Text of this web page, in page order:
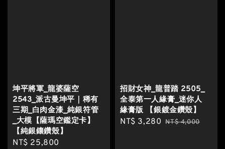
坤平將軍_龍婆薩空
2543_派古曼坤平｜稀有
三期_白肉金漆_純銀符管
_大模【薩瑪空鑑定卡】
【純銀鑲鑽殼】
Sale
NT$ 25,800
招財女神_龍普踏 2505_
全泰第一人緣膏_迷你人
緣膏版 【銀鍍金鑽殼】
Sale
NT$ 3,280 Regular
NT$ 4,000